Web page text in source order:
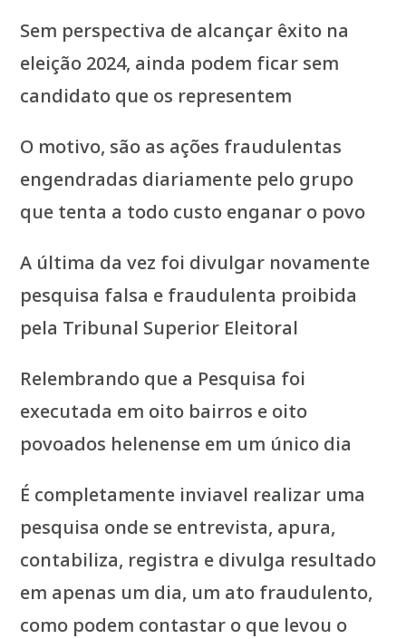
Sem perspectiva de alcançar êxito na
eleição 2024, ainda podem ficar sem
candidato que os representem
O motivo, são as ações fraudulentas
engendradas diariamente pelo grupo
que tenta a todo custo enganar o povo
A última da vez foi divulgar novamente
pesquisa falsa e fraudulenta proibida
pela Tribunal Superior Eleitoral
Relembrando que a Pesquisa foi
executada em oito bairros e oito
povoados helenense em um único dia
É completamente inviavel realizar uma
pesquisa onde se entrevista, apura,
contabiliza, registra e divulga resultado
em apenas um dia, um ato fraudulento,
como podem contastar o que levou o